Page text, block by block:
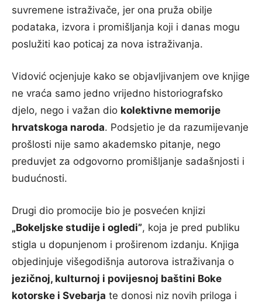
suvremene istraživače, jer ona pruža obilje
podataka, izvora i promišljanja koji i danas mogu
poslužiti kao poticaj za nova istraživanja.
Vidović ocjenjuje kako se objavljivanjem ove knjige
ne vraća samo jedno vrijedno historiografsko
djelo, nego i važan dio kolektivne memorije
hrvatskoga naroda. Podsjetio je da razumijevanje
prošlosti nije samo akademsko pitanje, nego
preduvjet za odgovorno promišljanje sadašnjosti i
budućnosti.
Drugi dio promocije bio je posvećen knjizi
„Bokeljske studije i ogledi”, koja je pred publiku
stigla u dopunjenom i proširenom izdanju. Knjiga
objedinjuje višegodišnja autorova istraživanja o
jezičnoj, kulturnoj i povijesnoj baštini Boke
kotorske i Svebarja te donosi niz novih priloga i